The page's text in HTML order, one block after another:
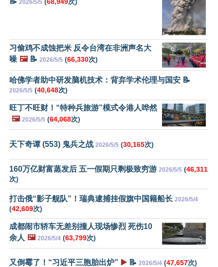
2026/5/5 (68,949次)
习偷鸡不成蚀把米 反令台湾在非洲声名大
噪 🖼️📝 2026/5/5 (66,330次)
哈佛学者助中研发脑机技术：背弃学术伦理与国安 📝
2026/5/5 (40,648次)
旺丁不旺财！“特种兵旅游”模式令港人哗然
🖼️ 2026/5/5 (64,068次)
天下奇谭 (553) 鬼兵之战 2026/5/5 (30,165次)
160万亿财富蒸发后 五一假期只剩极致穷游 2026/5/5 (46,311
次)
打击俄“影子舰队”！瑞典逮捕挂假旗中国籍船长 2026/5/4
(42,609次)
成都闹市轿车无差别撞人现场惨烈 死伤10
余人 🖼️ 2026/5/4 (63,799次)
又倒霉了！“习近平三胞胎出炉” ▶️ 📝 2026/5/4 (47,657次)